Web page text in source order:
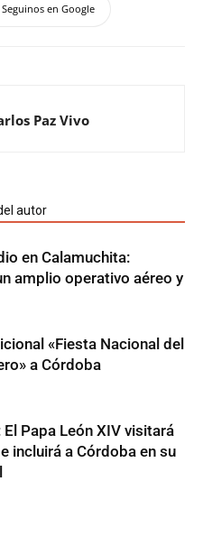
Seguinos en Google
Paz Vivo
autor
en Calamuchita:
amplio operativo aéreo y
«Fiesta Nacional del
a Córdoba
Papa León XIV visitará
incluirá a Córdoba en su